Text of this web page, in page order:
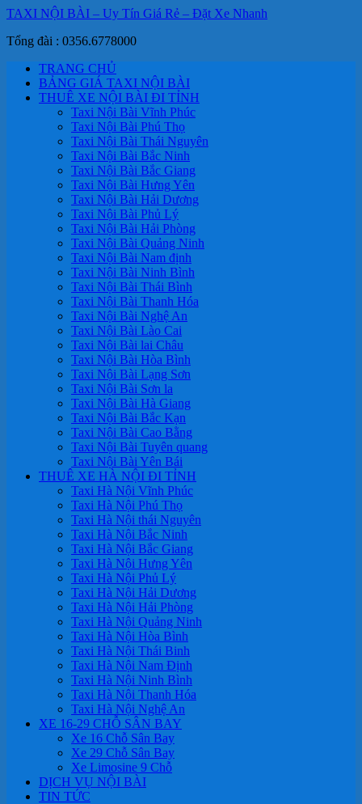
TAXI NỘI BÀI – Uy Tín Giá Rẻ – Đặt Xe Nhanh
Tổng đài : 0356.6778000
TRANG CHỦ
BẢNG GIÁ TAXI NỘI BÀI
THUÊ XE NỘI BÀI ĐI TỈNH
Taxi Nội Bài Vĩnh Phúc
Taxi Nội Bài Phú Thọ
Taxi Nội Bài Thái Nguyên
Taxi Nội Bài Bắc Ninh
Taxi Nội Bài Bắc Giang
Taxi Nội Bài Hưng Yên
Taxi Nội Bài Hải Dương
Taxi Nội Bài Phủ Lý
Taxi Nội Bài Hải Phòng
Taxi Nội Bài Quảng Ninh
Taxi Nội Bài Nam định
Taxi Nội Bài Ninh Bình
Taxi Nội Bài Thái Bình
Taxi Nội Bài Thanh Hóa
Taxi Nội Bài Nghệ An
Taxi Nội Bài Lào Cai
Taxi Nội Bài lai Châu
Taxi Nội Bài Hòa Bình
Taxi Nội Bài Lạng Sơn
Taxi Nội Bài Sơn la
Taxi Nội Bài Hà Giang
Taxi Nội Bài Bắc Kạn
Taxi Nội Bài Cao Bằng
Taxi Nội Bài Tuyên quang
Taxi Nội Bài Yên Bái
THUÊ XE HÀ NỘI ĐI TỈNH
Taxi Hà Nội Vĩnh Phúc
Taxi Hà Nội Phú Thọ
Taxi Hà Nội thái Nguyên
Taxi Hà Nội Bắc Ninh
Taxi Hà Nội Bắc Giang
Taxi Hà Nội Hưng Yên
Taxi Hà Nội Phủ Lý
Taxi Hà Nội Hải Dương
Taxi Hà Nội Hải Phòng
Taxi Hà Nội Quảng Ninh
Taxi Hà Nội Hòa Bình
Taxi Hà Nội Thái Binh
Taxi Hà Nội Nam Định
Taxi Hà Nội Ninh Bình
Taxi Hà Nội Thanh Hóa
Taxi Hà Nội Nghệ An
XE 16-29 CHỖ SÂN BAY
Xe 16 Chỗ Sân Bay
Xe 29 Chỗ Sân Bay
Xe Limosine 9 Chỗ
DỊCH VỤ NỘI BÀI
TIN TỨC